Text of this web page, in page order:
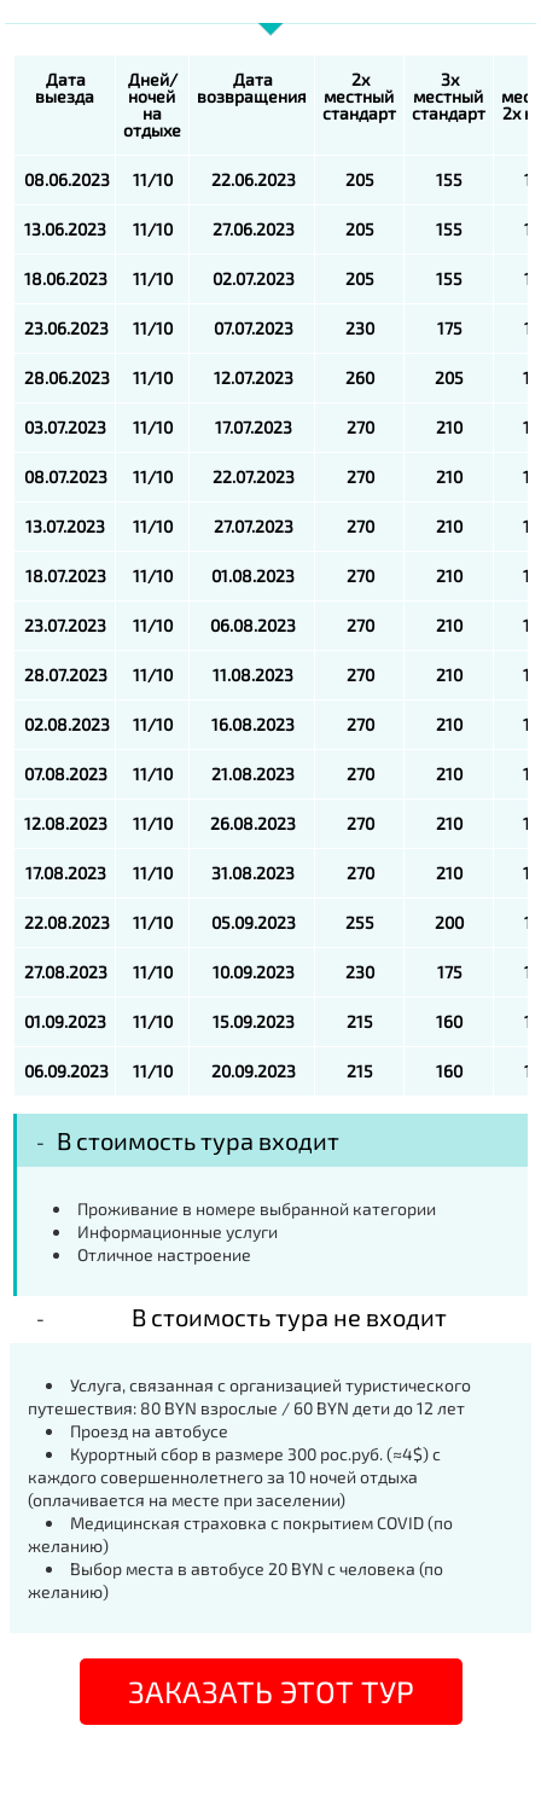
Дата
выезда
Дней/
ночей
на
отдыхе
Дата
возвращения
2х
местный
стандарт
3х
местный
стандарт
2х
08.06.2023 11/10 22.06.2023 205 155
13.06.2023 11/10 27.06.2023 205 155
18.06.2023 11/10 02.07.2023 205 155
23.06.2023 11/10 07.07.2023 230 175
28.06.2023 11/10 12.07.2023 260 205
03.07.2023 11/10 17.07.2023 270 210
08.07.2023 11/10 22.07.2023 270 210
13.07.2023 11/10 27.07.2023 270 210
18.07.2023 11/10 01.08.2023 270 210
23.07.2023 11/10 06.08.2023 270 210
28.07.2023 11/10 11.08.2023 270 210
02.08.2023 11/10 16.08.2023 270 210
07.08.2023 11/10 21.08.2023 270 210
12.08.2023 11/10 26.08.2023 270 210
17.08.2023 11/10 31.08.2023 270 210
22.08.2023 11/10 05.09.2023 255 200
27.08.2023 11/10 10.09.2023 230 175
01.09.2023 11/10 15.09.2023 215 160
06.09.2023 11/10 20.09.2023 215 160
В стоимость тура входит
Проживание в номере выбранной категории
Информационные услуги
Отличное настроение
В стоимость тура не входит
Услуга, связанная с организацией туристического
путешествия: 80 BYN взрослые / 60 BYN дети до 12 лет
Проезд на автобусе
Курортный сбор в размере 300 рос.руб. (≈4$) с
каждого совершеннолетнего за 10 ночей отдыха
(оплачивается на месте при заселении)
Медицинская страховка с покрытием COVID (по
желанию)
Выбор места в автобусе 20 BYN c человека (по
желанию)
ЗАКАЗАТЬ ЭТОТ ТУР